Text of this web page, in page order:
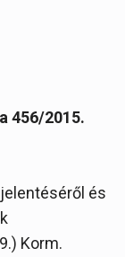
456/2015.
és
Korm.